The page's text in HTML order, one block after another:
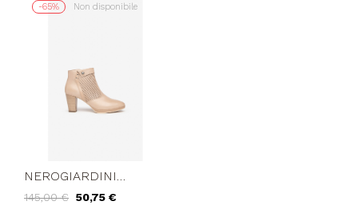
-65% Non disponibile
NEROGIARDINI
Traforata Champagne
145,00 € 50,75 €